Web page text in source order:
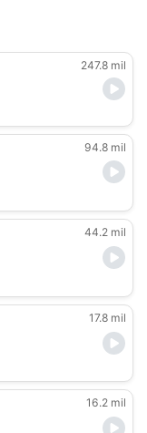
247.8 mil
94.8 mil
44.2 mil
17.8 mil
16.2 mil